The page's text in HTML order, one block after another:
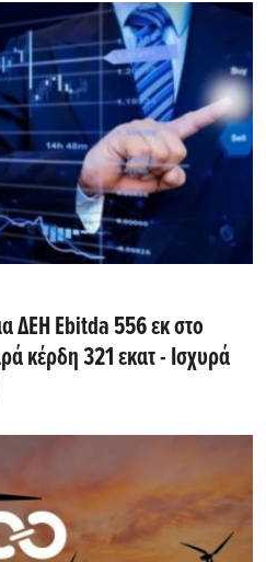
ΔΕΗ Εbitda 556 εκ στο
κέρδη 321 εκατ - Ισχυρά